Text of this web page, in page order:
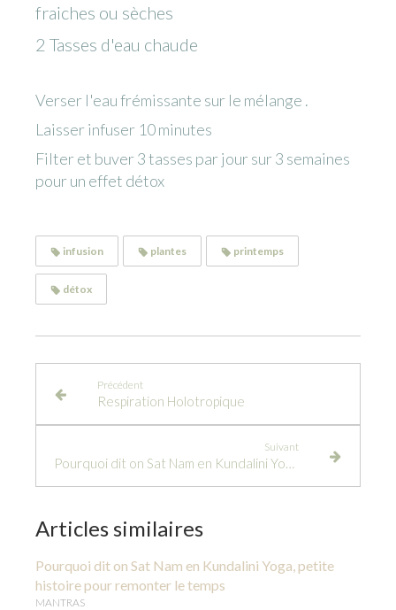
fraiches ou sèches
2 Tasses d'eau chaude
Verser l'eau frémissante sur le mélange .
Laisser infuser 10 minutes
Filter et buver 3 tasses par jour sur 3 semaines
pour un effet détox
infusion plantes printemps
détox
Précédent
Respiration Holotropique
Suivant
Articles similaires
Pourquoi dit on Sat Nam en Kundalini Yoga, petite
histoire pour remonter le temps
MANTRAS